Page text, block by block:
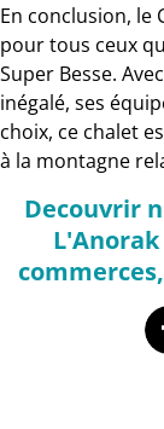
En conclusion, le
pour tous ceux
Super Besse.
inégalé, ses
choix, ce chalet
à la montagne
Decouvrir